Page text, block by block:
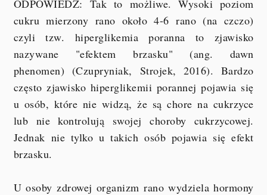
ODPOWIEDŹ: Tak to możliwe. Wysoki poziom
cukru mierzony rano około 4-6 rano (na czczo)
czyli tzw. hiperglikemia poranna to zjawisko
nazywane "efektem brzasku" (ang. dawn
phenomen) (Czupryniak, Strojek, 2016). Bardzo
często zjawisko hiperglikemii porannej pojawia się
u osób, które nie widzą, że są chore na cukrzyce
lub nie kontrolują swojej choroby cukrzycowej.
Jednak nie tylko u takich osób pojawia się efekt
brzasku.
U osoby zdrowej organizm rano wydziela hormony